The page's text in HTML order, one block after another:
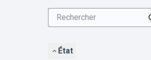
État